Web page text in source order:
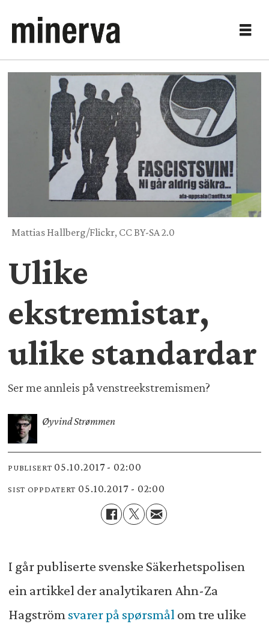
Mattias Hallberg/Flickr, CC BY-SA 2.0
Ulike
ekstremistar,
ulike standardar
Ser me annleis på venstreekstremismen?
Øyvind Strømmen
PUBLISERT 05.10.2017 - 02:00
SIST OPPDATERT 05.10.2017 - 02:00
I går publiserte svenske Säkerhetspolisen
ein artikkel der analytikaren Ahn-Za
Hagströmsvarer på spørsmål om tre ulike